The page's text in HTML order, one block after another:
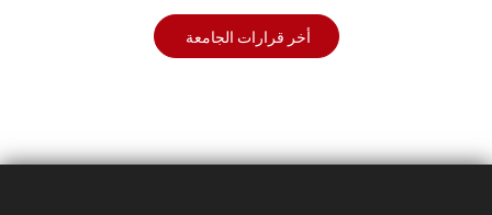
أخر قرارات الجامعة